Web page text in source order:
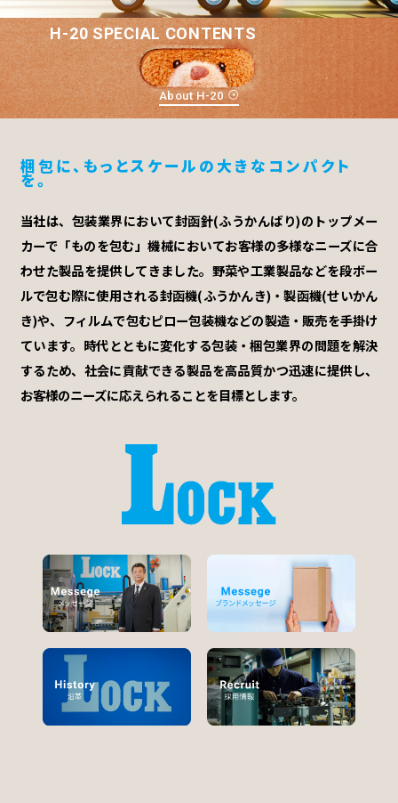
H-20 SPECIAL CONTENTS
About H-20
梱包に、もっとスケールの大きなコンパクト
を。
当社は、包装業界において封函針(ふうかんばり)のトップメー
カーで「ものを包む」機械においてお客様の多様なニーズに合
わせた製品を提供してきました。野菜や工業製品などを段ボー
ルで包む際に使用される封函機(ふうかんき)・製函機(せいかん
き)や、フィルムで包むピロー包装機などの製造・販売を手掛け
ています。時代とともに変化する包装・梱包業界の問題を解決
するため、社会に貢献できる製品を高品質かつ迅速に提供し、
お客様のニーズに応えられることを目標とします。